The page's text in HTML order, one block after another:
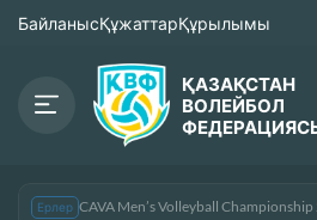
БайланысҚұжаттарҚұрылымы
ҚАЗАҚСТАН
ВОЛЕЙБОЛ
Ерлер CAVA Men’s Volleyball